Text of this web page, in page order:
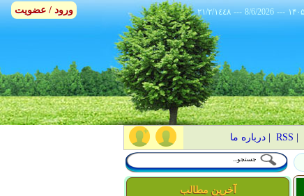
٢١/٢/١٤٤٨ --- 8/6/2026 ---
RSS
|درباره ما
آخرین مطالب
ورود / عضویت